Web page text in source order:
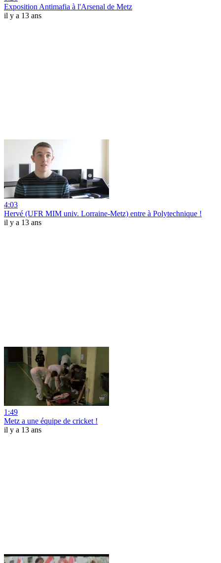
Exposition Antimafia à l'Arsenal de Metz
il y a 13 ans
4:03
Hervé (UFR MIM univ. Lorraine-Metz) entre à Polytechnique !
il y a 13 ans
1:49
Metz a une équipe de cricket !
il y a 13 ans